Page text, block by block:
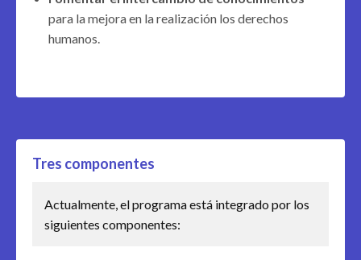
para la mejora en la realización los derechos
humanos.
Tres componentes
Actualmente, el programa está integrado por los
siguientes componentes: